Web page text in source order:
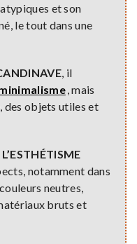
et son
le tout dans une
, il
, mais
des objets utiles et
notamment dans
neutres,
bruts et